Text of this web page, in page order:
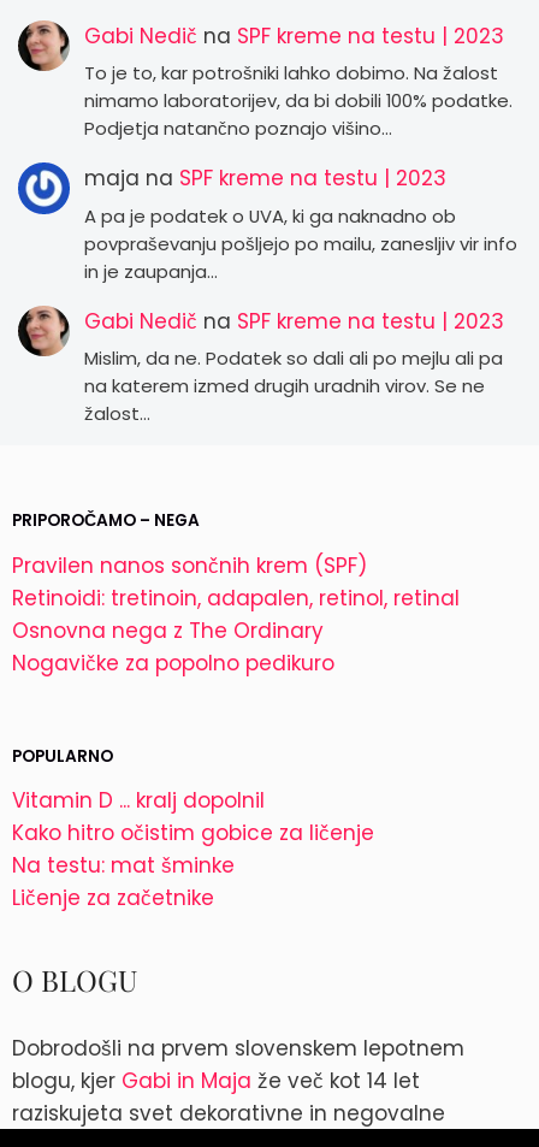
Gabi Nedič na SPF kreme na testu | 2023
To je to, kar potrošniki lahko dobimo. Na žalost
nimamo laboratorijev, da bi dobili 100% podatke.
Podjetja natančno poznajo višino…
maja na SPF kreme na testu | 2023
A pa je podatek o UVA, ki ga naknadno ob
povpraševanju pošljejo po mailu, zanesljiv vir info
in je zaupanja…
Gabi Nedič na SPF kreme na testu | 2023
Mislim, da ne. Podatek so dali ali po mejlu ali pa
na katerem izmed drugih uradnih virov. Se ne
žalost…
PRIPOROČAMO – NEGA
Pravilen nanos sončnih krem (SPF)
Retinoidi: tretinoin, adapalen, retinol, retinal
Osnovna nega z The Ordinary
Nogavičke za popolno pedikuro
POPULARNO
Vitamin D ... kralj dopolnil
Kako hitro očistim gobice za ličenje
Na testu: mat šminke
Ličenje za začetnike
O BLOGU
Dobrodošli na prvem slovenskem lepotnem
blogu, kjer Gabi in Maja že več kot 14 let
raziskujeta svet dekorativne in negovalne